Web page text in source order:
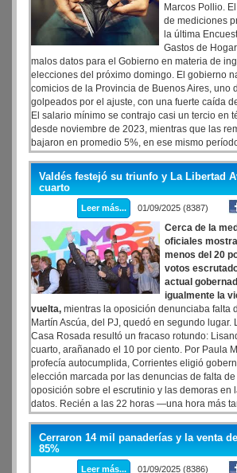
Marcos Pollio.
de mediciones
la última
Gastos de
malos datos para el Gobierno en materia de
elecciones del próximo domingo. El gobierno
comicios de la Provincia de Buenos Aires, uno
golpeados por el ajuste, con una fuerte caída
El salario mínimo se contrajo casi un tercio en
desde noviembre de 2023, mientras que las
bajaron en promedio 5%, en ese mismo
retroceso que, si se aplicara la nueva
inflación del INDEC, sería de casi el doble.
Valdés festejó su triunfo y La Libertad
cuarto
Leer más... 01/09/2025 (8387)
Cerca de la
oficiales
menos del 20
votos
actual
igualmente la
vuelta, mientras la oposición denunciaba falta
Martín Ascúa, del PJ, quedó en segundo lugar.
Casa Rosada resultó un fracaso rotundo:
cuarto, arañanado el 10 por ciento. Por Paula
profecía autocumplida, Corrientes eligió
elección marcada por las denuncias de falta
oposición sobre el escrutinio y las demoras en
datos. Recién a las 22 horas —una hora más
con apenas el 11% de las mesas escrutadas,
Pablo Valdés, hermano de Gustavo, será el
el 51,6% de los votos. Martín Ascúa,
Libres y candidato del peronismo unido,
Cerraron 14 mil panaderías y la venta
85%
Leer más... 01/09/2025 (8386)